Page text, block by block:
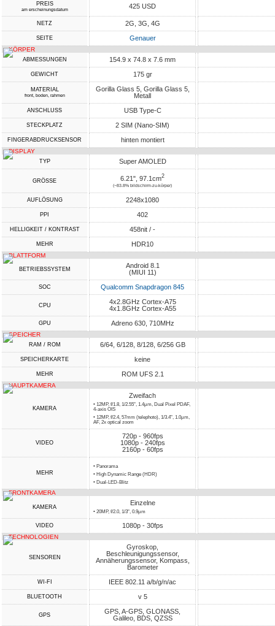
PREIS
am erscheinungsdatum 425 USD
NETZ 2G, 3G, 4G
SEITE Genauer
KÖRPER
ABMESSUNGEN 154.9 x 74.8 x 7.6 mm
GEWICHT 175 gr
MATERIAL
front, boden, rahmen
Gorilla Glass 5, Gorilla Glass 5,
Metall
ANSCHLUSS USB Type-C
STECKPLATZ 2 SIM (Nano-SIM)
FINGERABDRUCKSENSOR hinten montiert
DISPLAY
TYP Super AMOLED
GRÖSSE 6.21", 97.1cm2
(~83.8% bildschirm-zu-körper)
AUFLÖSUNG 2248x1080
PPI 402
HELLIGKEIT / KONTRAST 458nit / -
MEHR HDR10
PLATTFORM
BETRIEBSSYSTEM
Android 8.1
(MIUI 11)
SOC Qualcomm Snapdragon 845
CPU
4x2.8GHz Cortex-A75
4x1.8GHz Cortex-A55
GPU Adreno 630, 710MHz
SPEICHER
RAM / ROM 6/64, 6/128, 8/128, 6/256 GB
SPEICHERKARTE keine
MEHR ROM UFS 2.1
HAUPTKAMERA
KAMERA
Zweifach
• 12MP, f/1.8, 1/2.55", 1.4µm, Dual Pixel PDAF,
4-axis OIS
• 12MP, f/2.4, 57mm (telephoto), 1/3.4", 1.0µm,
AF, 2x optical zoom
VIDEO
720p - 960fps
1080p - 240fps
2160p - 60fps
MEHR
• Panorama
• High Dynamic Range (HDR)
• Dual-LED-Blitz
FRONTKAMERA
KAMERA
Einzelne
• 20MP, f/2.0, 1/3", 0.9µm
VIDEO 1080p - 30fps
TECHNOLOGIEN
SENSOREN
Gyroskop,
Beschleunigungssensor,
Annäherungssensor, Kompass,
Barometer
WI-FI IEEE 802.11 a/b/g/n/ac
BLUETOOTH v 5
GPS
GPS, A-GPS, GLONASS,
Galileo, BDS, QZSS